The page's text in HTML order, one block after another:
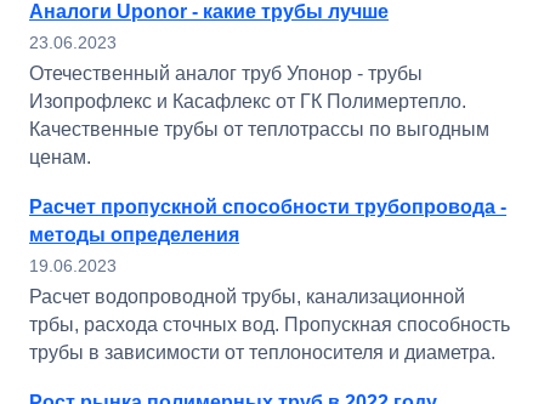
Аналоги Uponor - какие трубы лучше
23.06.2023
Отечественный аналог труб Упонор - трубы
Изопрофлекс и Касафлекс от ГК Полимертепло.
Качественные трубы от теплотрассы по выгодным
ценам.
Расчет пропускной способности трубопровода -
методы определения
19.06.2023
Расчет водопроводной трубы, канализационной
трбы, расхода сточных вод. Пропускная способность
трубы в зависимости от теплоносителя и диаметра.